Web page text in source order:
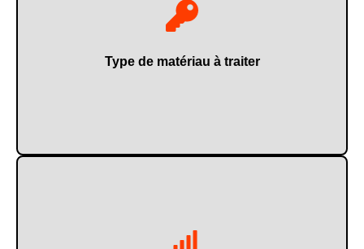
Type de matériau à traiter
Il est essentiel de définir au préalable le matériau que
adapté à vos besoins.